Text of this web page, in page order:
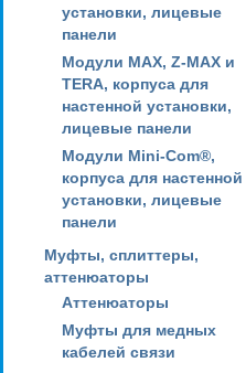
установки, лицевые
панели
Модули MAX, Z-MAX и
TERA, корпуса для
настенной установки,
лицевые панели
Модули Mini-Com®,
корпуса для настенной
установки, лицевые
панели
Муфты, сплиттеры,
аттенюаторы
Аттенюаторы
Муфты для медных
кабелей связи